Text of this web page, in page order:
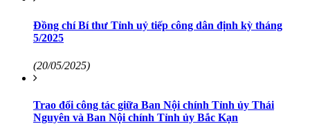
Đồng chí Bí thư Tỉnh uỷ tiếp công dân định kỳ tháng
5/2025
(20/05/2025)
Trao đổi công tác giữa Ban Nội chính Tỉnh ủy Thái
Nguyên và Ban Nội chính Tỉnh ủy Bắc Kạn